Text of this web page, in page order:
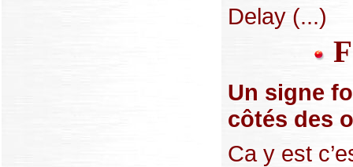
Delay (...)
Un signe
côtés des
Ca y est